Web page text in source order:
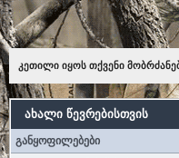
კეთილი იყოს თქვენი
ახალი წევრებისთვის
განყოფილებები